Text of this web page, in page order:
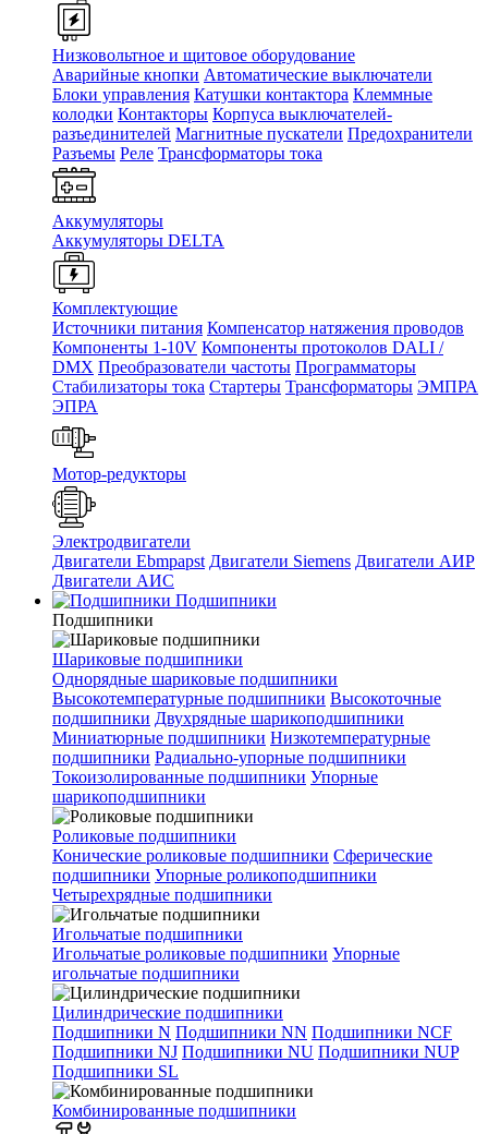
Низковольтное и щитовое оборудование
Аварийные кнопки Автоматические выключатели
Блоки управления Катушки контактора Клеммные
колодки Контакторы Корпуса выключателей-
разъединителей Магнитные пускатели Предохранители
Разъемы Реле Трансформаторы тока
Аккумуляторы
Аккумуляторы DELTA
Комплектующие
Источники питания Компенсатор натяжения проводов
Компоненты 1-10V Компоненты протоколов DALI /
DMX Преобразователи частоты Программаторы
Стабилизаторы тока Стартеры Трансформаторы ЭМПРА
ЭПРА
Мотор-редукторы
Электродвигатели
Двигатели Ebmpapst Двигатели Siemens Двигатели АИР
Двигатели АИС
Подшипники
Подшипники
Шариковые подшипники
Однорядные шариковые подшипники
Высокотемпературные подшипники Высокоточные
подшипники Двухрядные шарикоподшипники
Миниатюрные подшипники Низкотемпературные
подшипники Радиально-упорные подшипники
Токоизолированные подшипники Упорные
шарикоподшипники
Роликовые подшипники
Конические роликовые подшипники Сферические
подшипники Упорные роликоподшипники
Четырехрядные подшипники
Игольчатые подшипники
Игольчатые роликовые подшипники Упорные
игольчатые подшипники
Цилиндрические подшипники
Подшипники N Подшипники NN Подшипники NCF
Подшипники NJ Подшипники NU Подшипники NUP
Подшипники SL
Комбинированные подшипники